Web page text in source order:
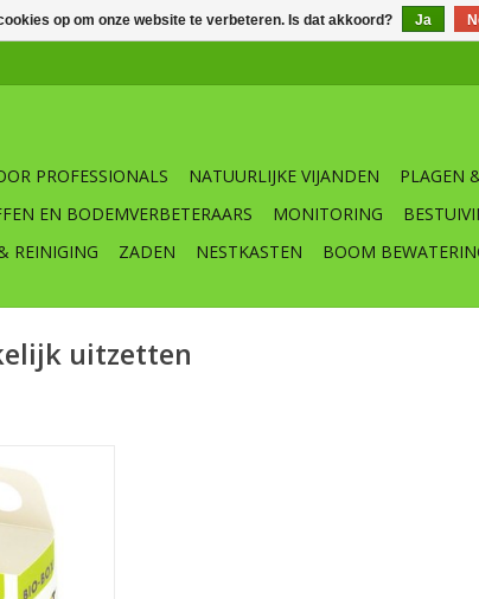
PROFESSIONALS NATUURLIJKE VIJANDEN PLAGEN
EN BODEMVERBETERAARS
MONITORING
REINIGING
ZADEN NESTKASTEN BOOM
uitzetten
op om onze website te verbeteren. Is dat akkoord? Ja